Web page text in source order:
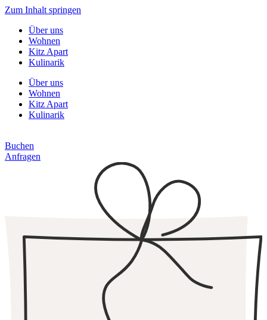
Zum Inhalt springen
Über uns
Wohnen
Kitz Apart
Kulinarik
Über uns
Wohnen
Kitz Apart
Kulinarik
Buchen
Anfragen